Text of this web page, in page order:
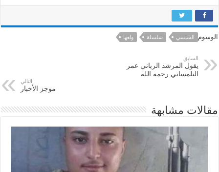
الوسوم السيسي سلسلة ولعها
السابق
يقول المرشد الرباني عمر
التلمساني رحمه الله
التالي
موجز الأخبار
مقالات مشابهة